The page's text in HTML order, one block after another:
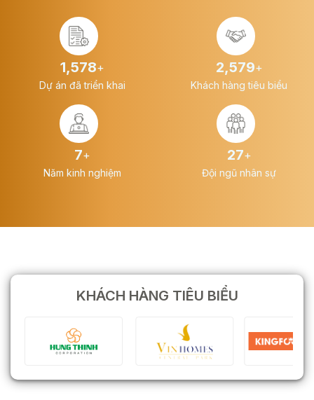
1,578+
Dự án đã triển khai
2,579+
Khách hàng tiêu biểu
7+
Năm kinh nghiệm
27+
Đội ngũ nhân sự
KHÁCH HÀNG TIÊU BIỂU